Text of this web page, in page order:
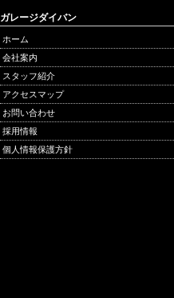
ガレージダイバン
ホーム
会社案内
スタッフ紹介
アクセスマップ
お問い合わせ
採用情報
個人情報保護方針